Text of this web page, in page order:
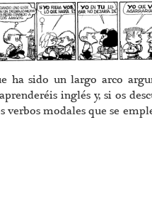
ha sido un largo arco
inglés y, si os
verbos modales que se